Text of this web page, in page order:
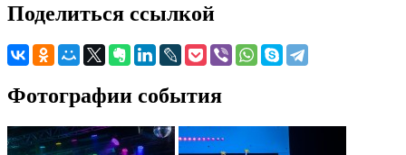
Поделиться ссылкой
Фотографии события